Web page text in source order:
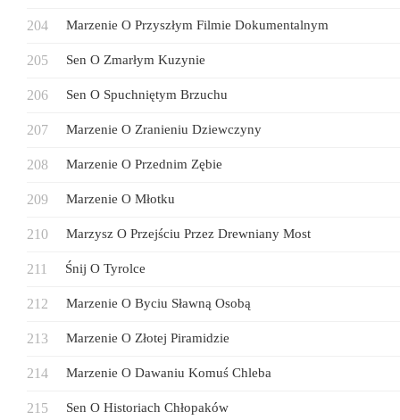
Marzenie O Przyszłym Filmie Dokumentalnym
Sen O Zmarłym Kuzynie
Sen O Spuchniętym Brzuchu
Marzenie O Zranieniu Dziewczyny
Marzenie O Przednim Zębie
Marzenie O Młotku
Marzysz O Przejściu Przez Drewniany Most
Śnij O Tyrolce
Marzenie O Byciu Sławną Osobą
Marzenie O Złotej Piramidzie
Marzenie O Dawaniu Komuś Chleba
Sen O Historiach Chłopaków